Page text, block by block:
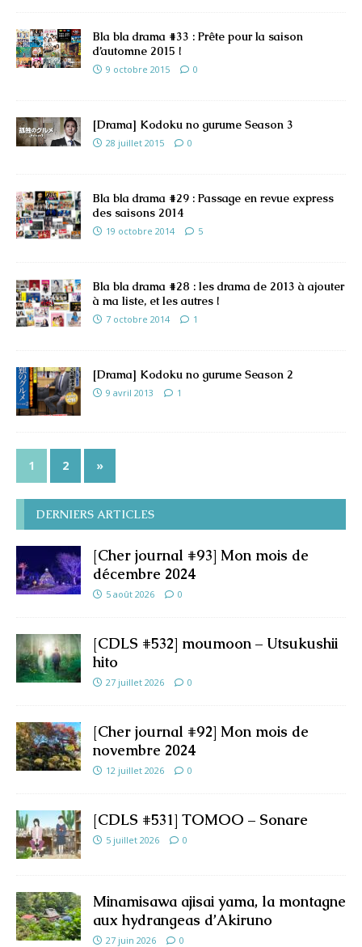
Bla bla drama #33 : Prête pour la saison
d’automne 2015 !
9 octobre 2015 0
[Drama] Kodoku no gurume Season 3
28 juillet 2015 0
Bla bla drama #29 : Passage en revue express
des saisons 2014
19 octobre 2014 5
Bla bla drama #28 : les drama de 2013 à ajouter
à ma liste, et les autres !
7 octobre 2014 1
[Drama] Kodoku no gurume Season 2
9 avril 2013 1
1 2 »
DERNIERS ARTICLES
[Cher journal #93] Mon mois de
décembre 2024
5 août 2026 0
[CDLS #532] moumoon – Utsukushii
hito
27 juillet 2026 0
[Cher journal #92] Mon mois de
novembre 2024
12 juillet 2026 0
[CDLS #531] TOMOO – Sonare
5 juillet 2026 0
Minamisawa ajisai yama, la montagne
aux hydrangeas d’Akiruno
27 juin 2026 0